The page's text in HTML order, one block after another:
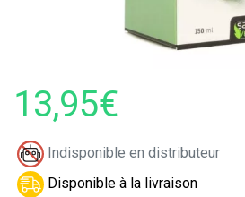
13,95€
Indisponible en distributeur
Disponible à la livraison